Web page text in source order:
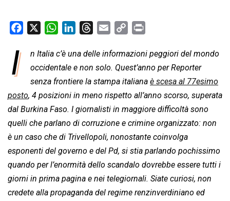
o
o
k
W
a
t
s
A
p
p
n
k
e
d
I
n
r
e
a
d
s
a
i
l
p
y
L
i
n
k
i
n
t
I
n Italia c’è una delle informazioni peggiori del mondo
occidentale e non solo. Quest’anno per Reporter
senza frontiere la stampa italiana è scesa al 77esimo
posto, 4 posizioni in meno rispetto all’anno scorso, superata
dal Burkina Faso. I giornalisti in maggiore difficoltà sono
quelli che parlano di corruzione e crimine organizzato: non
è un caso che di Trivellopoli, nonostante coinvolga
esponenti del governo e del Pd, si stia parlando pochissimo
quando per l’enormità dello scandalo dovrebbe essere tutti i
giorni in prima pagina e nei telegiornali. Siate curiosi, non
credete alla propaganda del regime renzinverdiniano ed